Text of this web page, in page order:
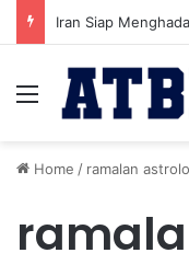
Menu
Home / ramalan